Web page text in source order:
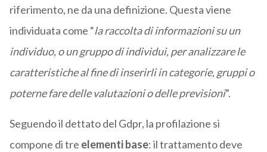
riferimento, ne da una definizione. Questa viene
individuata come “la raccolta di informazioni su un
individuo, o un gruppo di individui, per analizzare le
caratteristiche al fine di inserirli in categorie, gruppi o
poterne fare delle valutazioni o delle previsioni”.
Seguendo il dettato del Gdpr, la profilazione si
compone di tre elementi base: il trattamento deve